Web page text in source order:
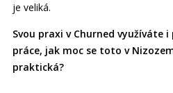
je veliká.
Svou praxi v Churned využíváte
práce, jak moc se toto v
praktická?